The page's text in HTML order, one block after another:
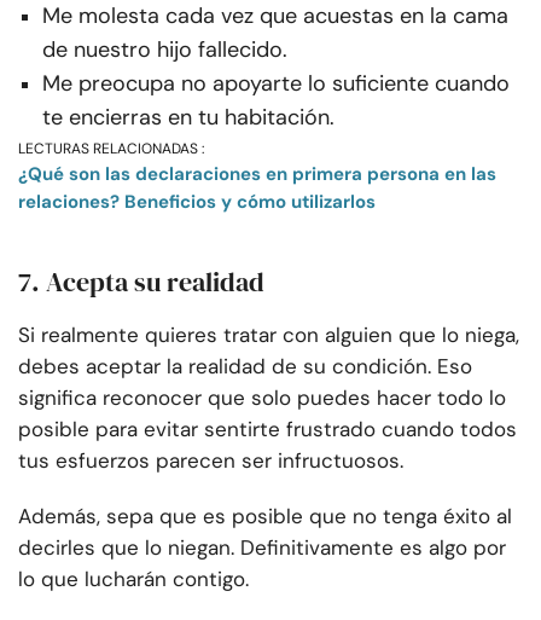
Me molesta cada vez que acuestas en la cama
de nuestro hijo fallecido.
Me preocupa no apoyarte lo suficiente cuando
te encierras en tu habitación.
LECTURAS RELACIONADAS :
¿Qué son las declaraciones en primera persona en las
relaciones? Beneficios y cómo utilizarlos
7. Acepta su realidad
Si realmente quieres tratar con alguien que lo niega,
debes aceptar la realidad de su condición. Eso
significa reconocer que solo puedes hacer todo lo
posible para evitar sentirte frustrado cuando todos
tus esfuerzos parecen ser infructuosos.
Además, sepa que es posible que no tenga éxito al
decirles que lo niegan. Definitivamente es algo por
lo que lucharán contigo.